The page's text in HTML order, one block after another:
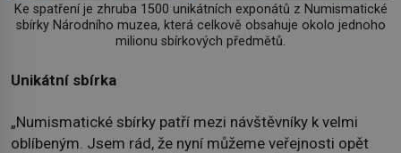
Ke spatření je zhruba 1500 unikátních exponátů z Numismatické
sbírky Národního muzea, která celkově obsahuje okolo jednoho
milionu sbírkových předmětů.
Unikátní sbírka
„Numismatické sbírky patří mezi návštěvníky k velmi
oblíbeným. Jsem rád, že nyní můžeme veřejnosti opět